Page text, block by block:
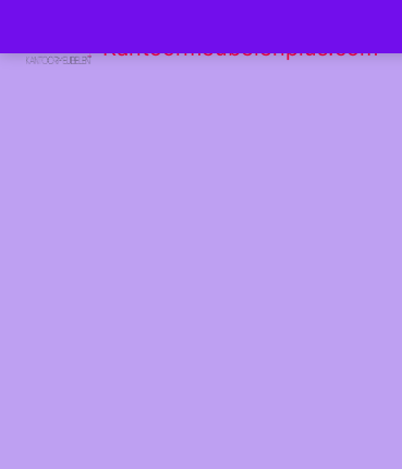
Kantoormeubelenplus.com